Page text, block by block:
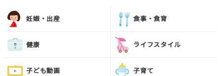
妊娠・出産 食事・食育
健康 ライフスタイル
子ども動画 子育て